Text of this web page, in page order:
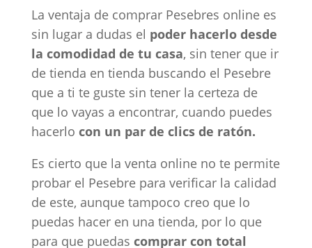
La ventaja de comprar Pesebres online es
sin lugar a dudas el poder hacerlo desde
la comodidad de tu casa, sin tener que ir
de tienda en tienda buscando el Pesebre
que a ti te guste sin tener la certeza de
que lo vayas a encontrar, cuando puedes
hacerlo con un par de clics de ratón.
Es cierto que la venta online no te permite
probar el Pesebre para verificar la calidad
de este, aunque tampoco creo que lo
puedas hacer en una tienda, por lo que
para que puedas comprar con total